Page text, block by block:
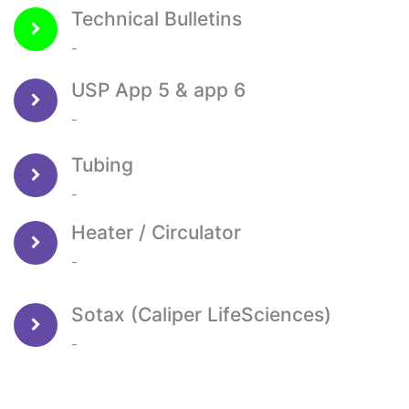
Technical Bulletins
-
USP App 5 & app 6
-
Tubing
-
Heater / Circulator
-
Sotax (Caliper LifeSciences)
-